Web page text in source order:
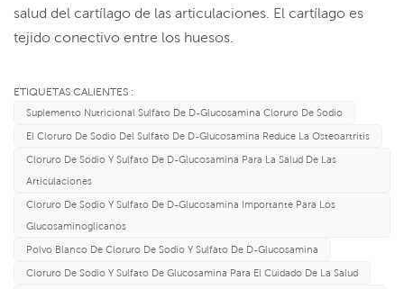
salud del cartílago de las articulaciones. El cartílago es
tejido conectivo entre los huesos.
ETIQUETAS CALIENTES :
Suplemento Nutricional Sulfato De D-Glucosamina Cloruro De Sodio
El Cloruro De Sodio Del Sulfato De D-Glucosamina Reduce La Osteoartritis
Cloruro De Sodio Y Sulfato De D-Glucosamina Para La Salud De Las
Articulaciones
Cloruro De Sodio Y Sulfato De D-Glucosamina Importante Para Los
Glucosaminoglicanos
Polvo Blanco De Cloruro De Sodio Y Sulfato De D-Glucosamina
Cloruro De Sodio Y Sulfato De Glucosamina Para El Cuidado De La Salud